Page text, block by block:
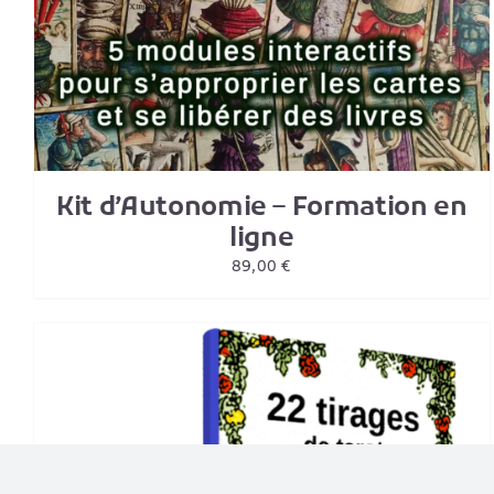
Kit d’Autonomie – Formation en
ligne
89,00€
PLUSIEURS
VARIATIONS.
LES
OPTIONS
PEUVENT
ÊTRE
CHOISIES
SUR
LA
PAGE
DU